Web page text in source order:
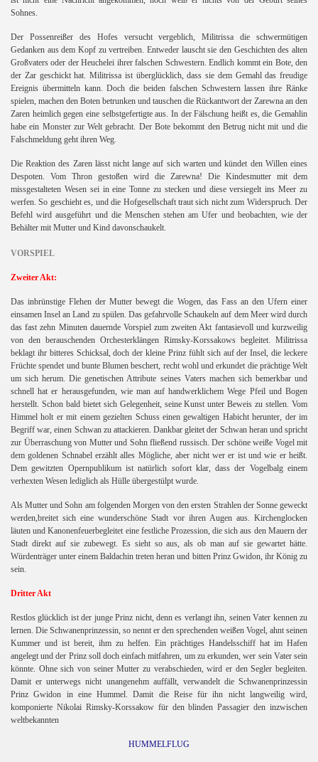
Sohnes.
Der Possenreißer des Hofes versucht vergeblich, Militrissa die schwermütigen
Gedanken aus dem Kopf zu vertreiben. Entweder lauscht sie den Geschichten des alten
Großvaters oder der Heuchelei ihrer falschen Schwestern. Endlich kommt ein Bote, den
der Zar geschickt hat. Militrissa ist überglücklich, dass sie dem Gemahl das freudige
Ereignis übermitteln kann. Doch die beiden falschen Schwestern lassen ihre Ränke
spielen, machen den Boten betrunken und tauschen die Rückantwort der Zarewna an den
Zaren heimlich gegen eine selbstgefertigte aus. In der Fälschung heißt es, die Gemahlin
habe ein Monster zur Welt gebracht. Der Bote bekommt den Betrug nicht mit und die
Falschmeldung geht ihren Weg.
Die Reaktion des Zaren lässt nicht lange auf sich warten und kündet den Willen eines
Despoten. Vom Thron gestoßen wird die Zarewna! Die Kindesmutter mit dem
missgestalteten Wesen sei in eine Tonne zu stecken und diese versiegelt ins Meer zu
werfen. So geschieht es, und die Hofgesellschaft traut sich nicht zum Widerspruch. Der
Befehl wird ausgeführt und die Menschen stehen am Ufer und beobachten, wie der
Behälter mit Mutter und Kind davonschaukelt.
VORSPIEL
Zweiter Akt:
Das inbrünstige Flehen der Mutter bewegt die Wogen, das Fass an den Ufern einer
einsamen Insel an Land zu spülen. Das gefahrvolle Schaukeln auf dem Meer wird durch
das fast zehn Minuten dauernde Vorspiel zum zweiten Akt fantasievoll und kurzweilig
von den berauschenden Orchesterklängen Rimsky-Korssakows begleitet. Militrissa
beklagt ihr bitteres Schicksal, doch der kleine Prinz fühlt sich auf der Insel, die leckere
Früchte spendet und bunte Blumen beschert, recht wohl und erkundet die prächtige Welt
um sich herum. Die genetischen Attribute seines Vaters machen sich bemerkbar und
schnell hat er herausgefunden, wie man auf handwerklichem Wege Pfeil und Bogen
herstellt. Schon bald bietet sich Gelegenheit, seine Kunst unter Beweis zu stellen. Vom
Himmel holt er mit einem gezielten Schuss einen gewaltigen Habicht herunter, der im
Begriff war, einen Schwan zu attackieren. Dankbar gleitet der Schwan heran und spricht
zur Überraschung von Mutter und Sohn fließend russisch. Der schöne weiße Vogel mit
dem goldenen Schnabel erzählt alles Mögliche, aber nicht wer er ist und wie er heißt.
Dem gewitzten Opernpublikum ist natürlich sofort klar, dass der Vogelbalg einem
verhexten Wesen lediglich als Hülle übergestülpt wurde.
Als Mutter und Sohn am folgenden Morgen von den ersten Strahlen der Sonne geweckt
werden,breitet sich eine wunderschöne Stadt vor ihren Augen aus. Kirchenglocken
läuten und Kanonenfeuerbegleitet eine festliche Prozession, die sich aus den Mauern der
Stadt direkt auf sie zubewegt. Es sieht so aus, als ob man auf sie gewartet hätte.
Würdenträger unter einem Baldachin treten heran und bitten Prinz Gwidon, ihr König zu
sein.
Dritter Akt
Restlos glücklich ist der junge Prinz nicht, denn es verlangt ihn, seinen Vater kennen zu
lernen. Die Schwanenprinzessin, so nennt er den sprechenden weißen Vogel, ahnt seinen
Kummer und ist bereit, ihm zu helfen. Ein prächtiges Handelsschiff hat im Hafen
angelegt und der Prinz soll doch einfach mitfahren, um zu erkunden, wer sein Vater sein
könnte. Ohne sich von seiner Mutter zu verabschieden, wird er den Segler begleiten.
Damit er unterwegs nicht unangenehm auffällt, verwandelt die Schwanenprinzessin
Prinz Gwidon in eine Hummel. Damit die Reise für ihn nicht langweilig wird,
komponierte Nikolai Rimsky-Korssakow für den blinden Passagier den inzwischen
weltbekannten
HUMMELFLUG
1
II